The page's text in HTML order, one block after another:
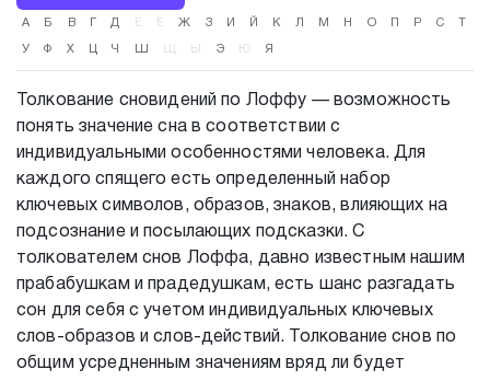
А Б В Д Е Ё Ж З И Й К Л М Н О Р С
У Ф Х Ц Ч Ш Щ Ы Э Ю Я
Толкование сновидений по Лоффу — возможность
понять значение сна в соответствии с
индивидуальными особенностями человека. Для
каждого спящего есть определенный набор
ключевых символов, образов, знаков, влияющих на
подсознание и посылающих подсказки. С
толкователем снов Лоффа, давно известным нашим
прабабушкам и прадедушкам, есть шанс разгадать
сон для себя с учетом индивидуальных ключевых
слов-образов и слов-действий. Толкование снов по
общим усредненным значениям вряд ли будет